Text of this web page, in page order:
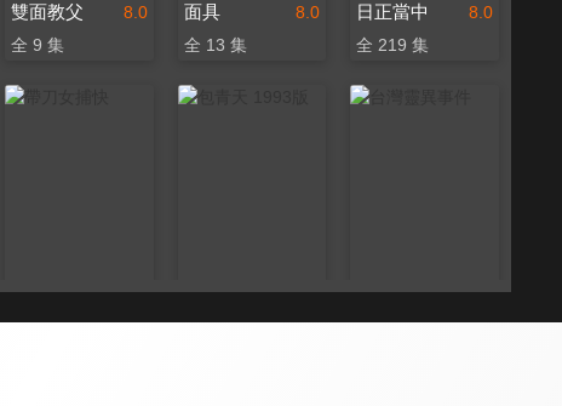
8.0
雙面教父
全 9 集
8.0
面具
全 13 集
8.0
日正當中
全 219 集